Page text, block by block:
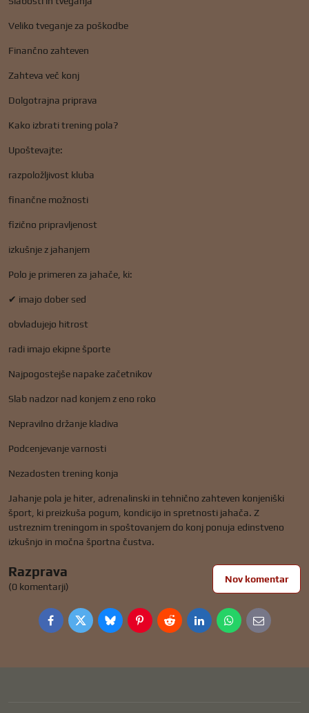
Veliko tveganje za poškodbe
Finančno zahteven
Zahteva več konj
Dolgotrajna priprava
Kako izbrati trening pola?
Upoštevajte:
razpoložljivost kluba
finančne možnosti
fizično pripravljenost
izkušnje z jahanjem
Polo je primeren za jahače, ki:
✔ imajo dober sed
obvladujejo hitrost
radi imajo ekipne športe
Najpogostejše napake začetnikov
Slab nadzor nad konjem z eno roko
Nepravilno držanje kladiva
Podcenjevanje varnosti
Nezadosten trening konja
Jahanje pola je hiter, adrenalinski in tehnično zahteven konjeniški
šport, ki preizkuša pogum, kondicijo in spretnosti jahača. Z
ustreznim treningom in spoštovanjem do konj ponuja edinstveno
izkušnjo in močna športna čustva.
Razprava
(0 komentarji)
Nov komentar
FacebookTwitterBlueskyPinterestRedditLinkedInWhatsApp
E-
mail